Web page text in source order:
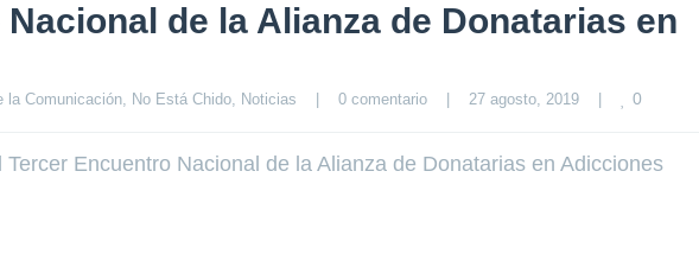
de la Alianza de Donatarias en
la Comunicación, No Está Chido, Noticias 0 comentario 27 agosto, 2019 0
Encuentro Nacional de la Alianza de Donatarias en Adicciones